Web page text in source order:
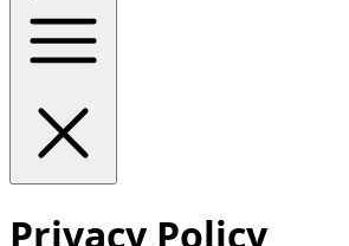
Privacy Policy